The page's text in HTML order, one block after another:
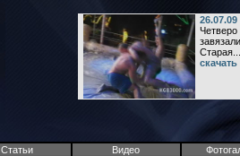
Четверо
Старая...
Статьи Видео